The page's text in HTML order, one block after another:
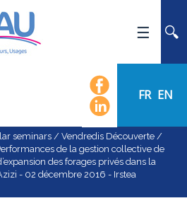
FR EN
seminars / Vendredis Découverte /
de la gestion collective de
des forages privés dans la
- 02 décembre 2016 - Irstea